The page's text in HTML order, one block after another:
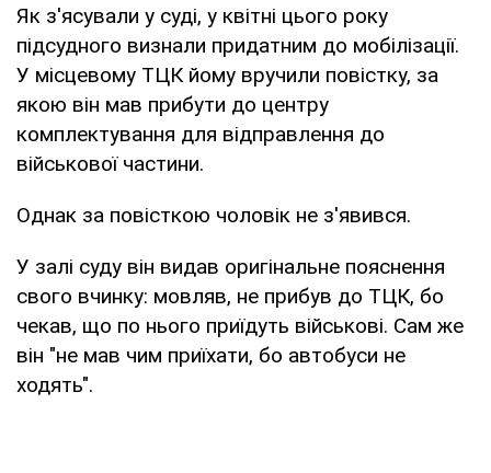
Як з'ясували у суді, у квітні цього року
підсудного визнали придатним до мобілізації.
У місцевому ТЦК йому вручили повістку, за
якою він мав прибути до центру
комплектування для відправлення до
військової частини.
Однак за повісткою чоловік не з'явився.
У залі суду він видав оригінальне пояснення
свого вчинку: мовляв, не прибув до ТЦК, бо
чекав, що по нього приїдуть військові. Сам же
він "не мав чим приїхати, бо автобуси не
ходять".